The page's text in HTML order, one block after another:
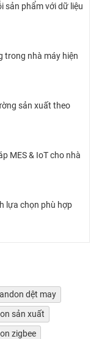
sản phẩm với dữ liệu
trong nhà máy hiện
sản xuất theo
MES & IoT cho nhà
lựa chọn phù hợp
andon dệt may
sản xuất
zigbee